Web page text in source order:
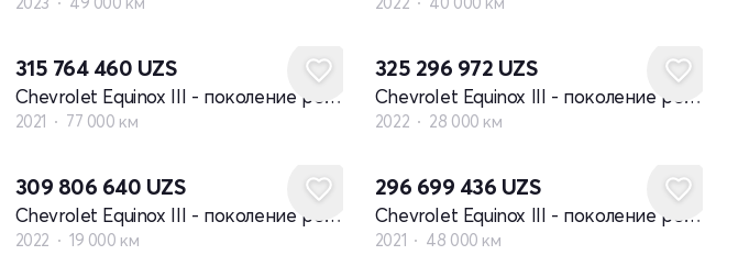
315 764 460 UZS
Chevrolet Equinox III - поколение рестайлинг
2021 77 000 км
325 296 972 UZS
Chevrolet Equinox III - поколение рестайлинг
2022 28 000 км
309 806 640 UZS
Chevrolet Equinox III - поколение рестайлинг
2022 19 000 км
296 699 436 UZS
Chevrolet Equinox III - поколение рестайлинг
2021 48 000 км